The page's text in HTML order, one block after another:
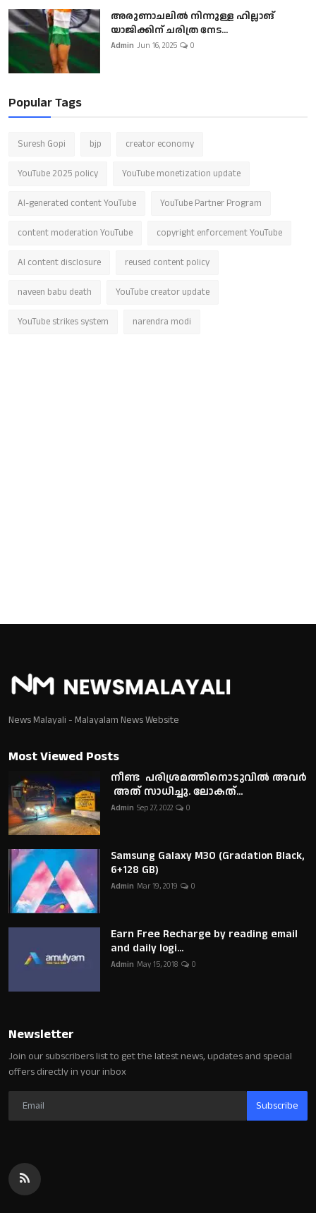
അരുണാചലിൽ നിന്നുള്ള ഹില്ലാങ്
യാജിക്കിന് ചരിത്ര നേട...
Admin Jun 16, 2025 0
Popular Tags
Suresh Gopi bjp creator economy
YouTube 2025 policy YouTube monetization update
AI-generated content YouTube YouTube Partner Program
content moderation YouTube copyright enforcement YouTube
AI content disclosure reused content policy
naveen babu death YouTube creator update
YouTube strikes system narendra modi
News Malayali - Malayalam News Website
Most Viewed Posts
നീണ്ട പരിശ്രമത്തിനൊടുവിൽ അവർ
അത് സാധിച്ചു. ലോകത്...
Admin Sep 27, 2022 0
Samsung Galaxy M30 (Gradation Black,
6+128 GB)
Admin Mar 19, 2019 0
Earn Free Recharge by reading email
and daily logi...
Admin May 15, 2018 0
Newsletter
Join our subscribers list to get the latest news, updates and special
offers directly in your inbox
Subscribe